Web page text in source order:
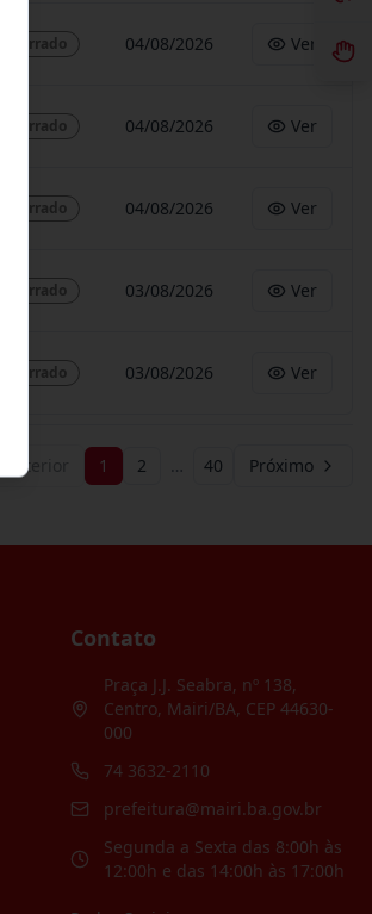
Encerrado 04/08/2026 Ver
Encerrado 04/08/2026 Ver
Encerrado 04/08/2026 Ver
Encerrado 03/08/2026 Ver
Encerrado 03/08/2026 Ver
Anterior 1 2 … 40 Próximo
Contato
Praça J.J. Seabra, nº 138,
Centro, Mairi/BA, CEP 44630-
000
74 3632-2110
prefeitura@mairi.ba.gov.br
Segunda a Sexta das 8:00h às
12:00h e das 14:00h às 17:00h